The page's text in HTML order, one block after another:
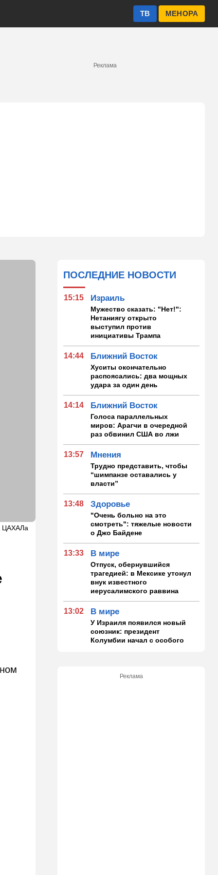
МЕНОРА
ТВ
Реклама
ЦАХАЛа
ПОСЛЕДНИЕ НОВОСТИ
15:15 Израиль
Мужество сказать: "Нет!":
Нетаниягу открыто
выступил против
инициативы Трампа
14:44 Ближний Восток
Хуситы окончательно
распоясались: два мощных
удара за один день
14:14 Ближний Восток
Голоса параллельных
миров: Арагчи в очередной
раз обвинил США во лжи
13:57 Мнения
Трудно представить, чтобы
“шимпанзе оставались у
власти”
13:48 Здоровье
"Очень больно на это
смотреть": тяжелые новости
о Джо Байдене
13:33 В мире
Отпуск, обернувшийся
трагедией: в Мексике утонул
внук известного
иерусалимского раввина
13:02 В мире
У Израиля появился новый
союзник: президент
Колумбии начал с особого
Социализм поднимает
Реклама